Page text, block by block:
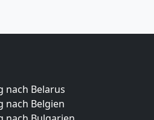
nach Belarus
nach Belgien